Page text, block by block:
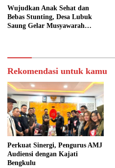
Wujudkan Anak Sehat dan
Bebas Stunting, Desa Lubuk
Saung Gelar Musyawarah
Rekomendasi untuk kamu
Perkuat Sinergi, Pengurus AMJ
Audiensi dengan Kajati
Bengkulu